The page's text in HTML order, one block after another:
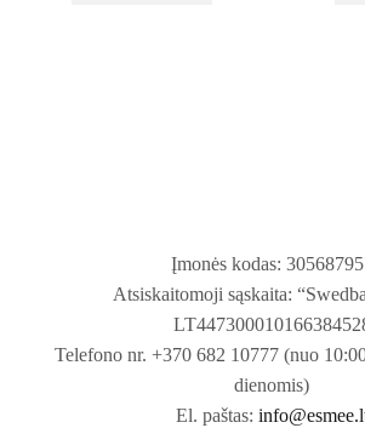
Įmonės kodas:
Atsiskaitomoji sąskaita:
Telefono nr. +370 682 10777 (nuo
dienomis)
El. paštas: